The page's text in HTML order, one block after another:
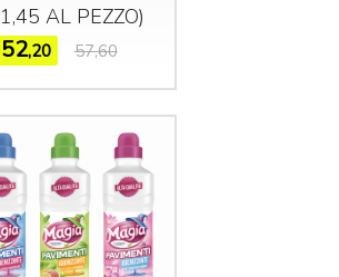
AL PEZZO)
52,20 57,60